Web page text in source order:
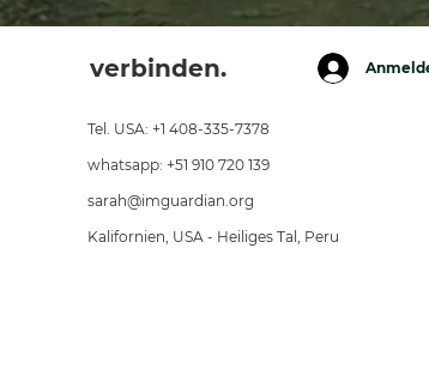
verbinden.
Tel. USA: +1 408-335-7378
whatsapp: +51 910 720 139
sarah@imguardian.org
Kalifornien, USA - Heiliges Tal, Peru